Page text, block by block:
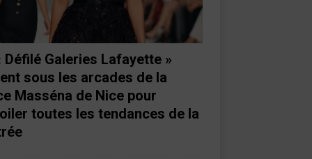
Défilé Galeries Lafayette »
sous les arcades de la
Masséna de Nice pour
toutes les tendances de la